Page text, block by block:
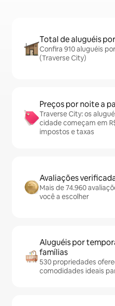
Total de aluguéis
Confira 910 aluguéis
(Traverse City)
Preços por noite a
Traverse City: os
cidade começam em
impostos e taxas
Avaliações
Mais de 74.960
você a escolher
Aluguéis por
famílias
530 propriedades
comodidades ideais